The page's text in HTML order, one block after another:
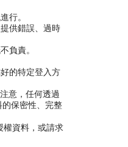
行。
供錯誤、過時
負責。
的特定登入方
意，任何透過
保密性、完整
權資料，或請求